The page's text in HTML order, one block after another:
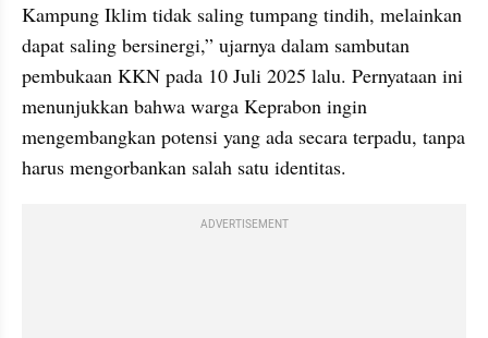
Kampung Iklim tidak saling tumpang tindih, melainkan
dapat saling bersinergi,” ujarnya dalam sambutan
pembukaan KKN pada 10 Juli 2025 lalu. Pernyataan ini
menunjukkan bahwa warga Keprabon ingin
mengembangkan potensi yang ada secara terpadu, tanpa
harus mengorbankan salah satu identitas.
ADVERTISEMENT